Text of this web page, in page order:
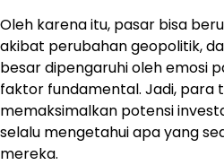
Oleh karena itu, pasar bisa
akibat perubahan geopolitik,
besar dipengaruhi oleh emosi
faktor fundamental. Jadi, para
memaksimalkan potensi
selalu mengetahui apa yang
mereka.